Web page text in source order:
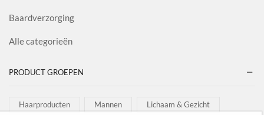
Baardverzorging
Alle categorieën
PRODUCT GROEPEN
Haarproducten Mannen Lichaam & Gezicht